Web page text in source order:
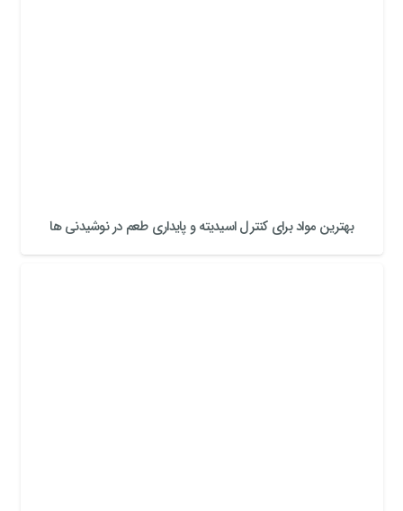
بهترین مواد برای کنترل اسیدیته و پایداری طعم در نوشیدنی ها